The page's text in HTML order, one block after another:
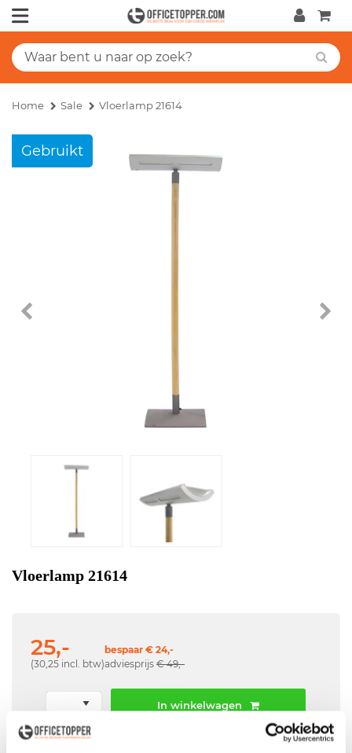
Home Sale Vloerlamp 21614
Gebruikt
Vloerlamp 21614
25,-
(30,25 incl. btw)
bespaar € 24,-
adviesprijs € 49,-
In winkelwagen
Offerte aanvraag mogelijk in winkelwagen